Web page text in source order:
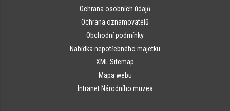
Ochrana osobních údajů
Ochrana oznamovatelů
Obchodní podmínky
Nabídka nepotřebného majetku
XML Sitemap
Mapa webu
Intranet Národního muzea